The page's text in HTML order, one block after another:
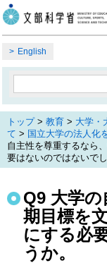
English
トップ> 教育 > 大学・
て > 国立大学の法人化
自主性を尊重するなら
要はないのではないでし
Q9 大学
期目標を
にする必
うか。